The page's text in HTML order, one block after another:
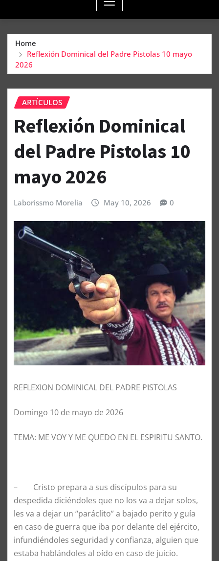
Home
Reflexión Dominical del Padre Pistolas 10 mayo
2026
ARTÍCULOS
Reflexión Dominical
del Padre Pistolas 10
mayo 2026
Laborissmo Morelia May 10, 2026 0
REFLEXION DOMINICAL DEL PADRE PISTOLAS
Domingo 10 de mayo de 2026
TEMA: ME VOY Y ME QUEDO EN EL ESPIRITU SANTO.
– Cristo prepara a sus discípulos para su
despedida diciéndoles que no los va a dejar solos,
les va a dejar un “paráclito” a bajado perito y guía
en caso de guerra que iba por delante del ejército,
infundiéndoles seguridad y confianza, alguien que
estaba hablándoles al oído en caso de juicio.